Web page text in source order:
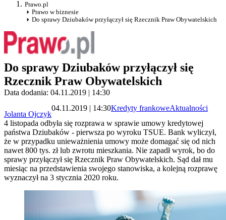
Prawo.pl
Prawo w biznesie
Do sprawy Dziubaków przyłączył się Rzecznik Praw Obywatelskich
Do sprawy Dziubaków przyłączył się
Rzecznik Praw Obywatelskich
Data dodania: 04.11.2019 | 14:30
Jolanta Ojczyk
04.11.2019 | 14:30Kredyty frankoweAktualności
4 listopada odbyła się rozprawa w sprawie umowy kredytowej
państwa Dziubaków - pierwsza po wyroku TSUE. Bank wyliczył,
że w przypadku unieważnienia umowy może domagać się od nich
nawet 800 tys. zł lub zwrotu mieszkania. Nie zapadł wyrok, bo do
sprawy przyłączył się Rzecznik Praw Obywatelskich. Sąd dał mu
miesiąc na przedstawienia swojego stanowiska, a kolejną rozprawę
wyznaczył na 3 stycznia 2020 roku.